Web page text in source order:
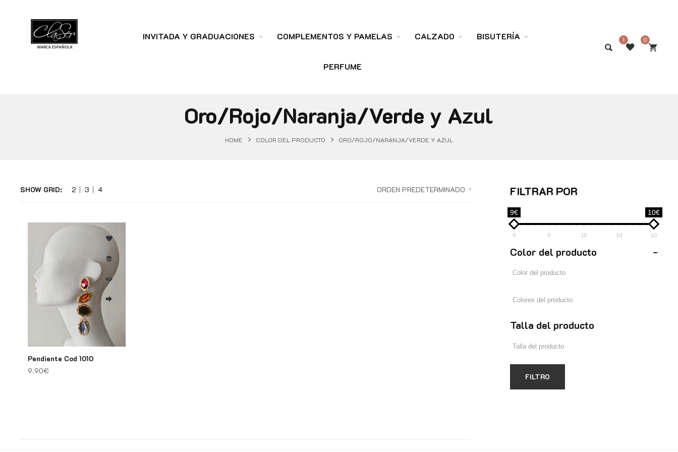
INVITADA Y GRADUACIONES COMPLEMENTOS Y PAMELAS CALZADO BISUTERÍA
PERFUME
1 0
Oro/Rojo/Naranja/Verde y Azul
HOME COLOR DEL PRODUCTO ORO/ROJO/NARANJA/VERDE Y AZUL
SHOW GRID: 2 3 4 ORDEN PREDETERMINADO
Pendiente Cod 1010
9.90€
FILTRAR POR
9€ 10€
9 9 10 10 10
Color del producto -
Talla del producto
FILTRO